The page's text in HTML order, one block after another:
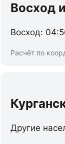
Восход
Восход:
Расчёт по
Другие